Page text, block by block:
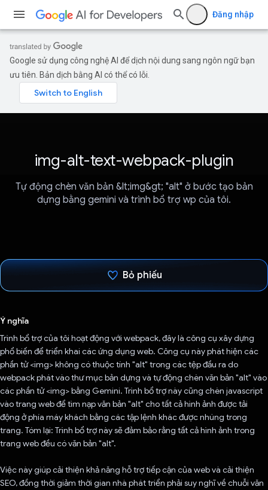
Đăng nhập
Google sử dụng công nghệ AI để dịch nội dung sang ngôn ngữ bạn
ưu tiên. Bản dịch bằng AI có thể có lỗi.
img-alt-text-webpack-plugin
Tự động chèn văn bản &lt;img&gt; "alt" ở bước tạo bản
dựng bằng gemini và trình bổ trợ wp của tôi.
Bỏ phiếu
Ý nghĩa
Trình bổ trợ của tôi hoạt động với webpack, đây là công cụ xây dựng
phổ biến để triển khai các ứng dụng web. Công cụ này phát hiện các
phần tử <img> không có thuộc tính "alt" trong các tệp đầu ra do
webpack phát vào thư mục bản dựng và tự động chèn văn bản "alt" vào
các phần tử <img> bằng Gemini. Trình bổ trợ này cũng chèn javascript
vào trang web để tìm nạp văn bản "alt" cho tất cả hình ảnh được tải
động ở phía máy khách bằng các tập lệnh khác được nhúng trong
trang. Tóm lại: Trình bổ trợ này sẽ đảm bảo rằng tất cả hình ảnh trong
trang web đều có văn bản "alt".
Việc này giúp cải thiện khả năng hỗ trợ tiếp cận của web và cải thiện
SEO, đồng thời giảm thời gian nhà phát triển phải suy nghĩ về chuỗi văn